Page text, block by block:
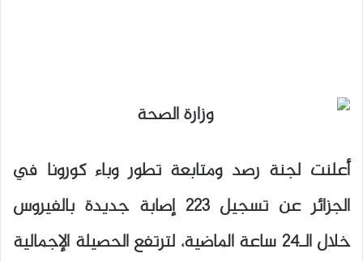
أعلنت لجنة رصد ومتابعة تطور وباء كورونا في
الجزائر عن تسجيل 223 إصابة جديدة بالفيروس
خلال الـ24 ساعة الماضية، لترتفع الحصيلة الإجمالية